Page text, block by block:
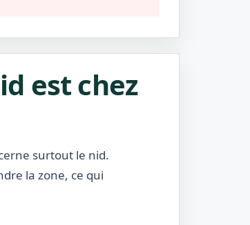
est chez
surtout le nid.
la zone, ce qui